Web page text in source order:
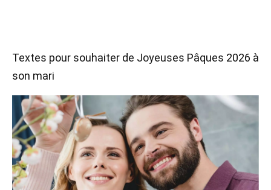
Textes pour souhaiter de Joyeuses Pâques 2026 à
son mari